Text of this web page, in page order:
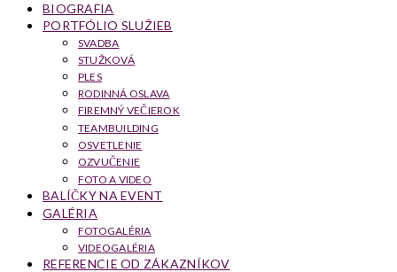
BIOGRAFIA
PORTFÓLIO SLUŽIEB
SVADBA
STUŽKOVÁ
PLES
RODINNÁ OSLAVA
FIREMNÝ VEČIEROK
TEAMBUILDING
OSVETLENIE
OZVUČENIE
FOTO A VIDEO
BALÍČKY NA EVENT
GALÉRIA
FOTOGALÉRIA
VIDEOGALÉRIA
REFERENCIE OD ZÁKAZNÍKOV